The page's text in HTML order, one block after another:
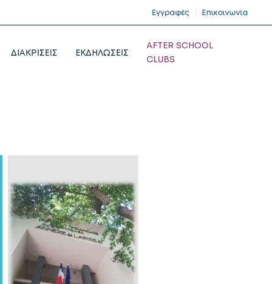
Εγγραφές Επικοινωνία
ΔΙΑΚΡΙΣΕΙΣ ΕΚΔΗΛΩΣΕΙΣ
AFTER SCHOOL
CLUBS